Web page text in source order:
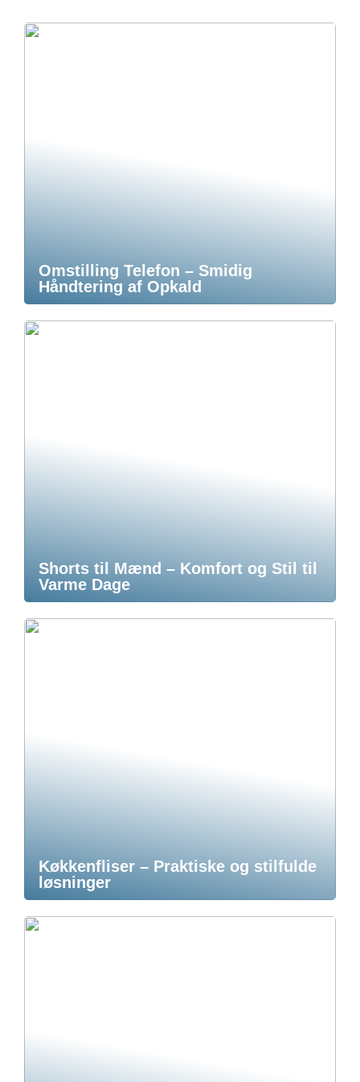
Omstilling Telefon – Smidig
Håndtering af Opkald
Shorts til Mænd – Komfort og Stil til
Varme Dage
Køkkenfliser – Praktiske og stilfulde
løsninger